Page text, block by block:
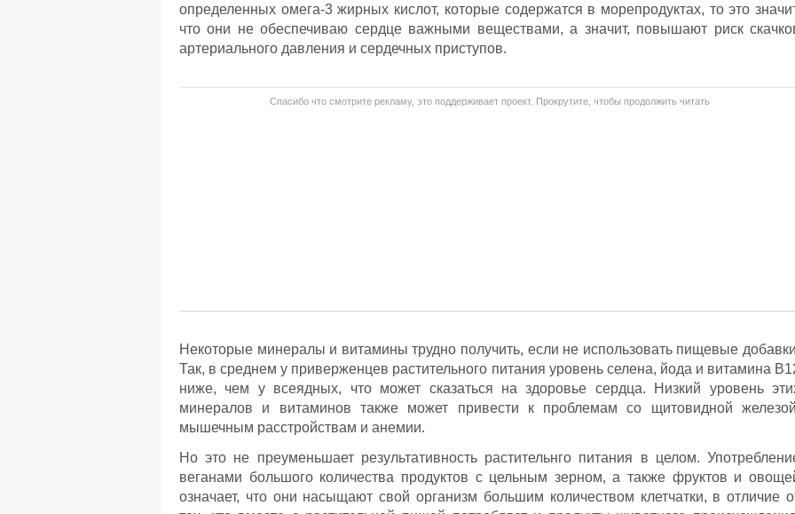
определенных омега-3 жирных кислот, которые содержатся в морепродуктах, то это
что они не обеспечиваю сердце важными веществами, а значит, повышают риск
артериального давления и сердечных приступов.
Спасибо что смотрите рекламу, это поддерживает проект. Прокрутите, чтобы продолжить читать
Некоторые минералы и витамины трудно получить, если не использовать пищевые
Так, в среднем у приверженцев растительного питания уровень селена, йода и витамина
ниже, чем у всеядных, что может сказаться на здоровье сердца. Низкий уровень
минералов и витаминов также может привести к проблемам со щитовидной
мышечным расстройствам и анемии.
Но это не преуменьшает результативность растительнго питания в целом.
веганами большого количества продуктов с цельным зерном, а также фруктов и
означает, что они насыщают свой организм большим количеством клетчатки, в отличие